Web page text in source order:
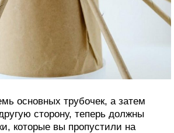
основных трубочек, а затем
сторону, теперь должны
которые вы пропустили на